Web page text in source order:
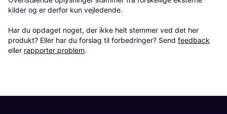
kilder og er derfor kun vejledende.
Har du opdaget noget, der ikke helt stemmer ved det her
produkt? Eller har du forslag til forbedringer? Send feedback
eller rapporter problem.